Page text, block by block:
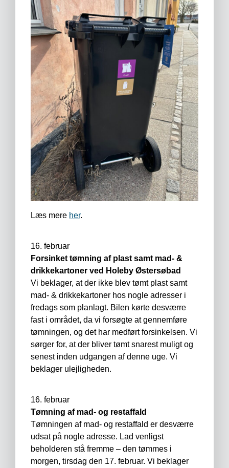
Læs mere her.
16. februar
Forsinket tømning af plast samt mad- &
drikkekartoner ved Holeby Østersøbad
Vi beklager, at der ikke blev tømt plast samt
mad- & drikkekartoner hos nogle adresser i
fredags som planlagt. Bilen kørte desværre
fast i området, da vi forsøgte at gennemføre
tømningen, og det har medført forsinkelsen. Vi
sørger for, at der bliver tømt snarest muligt og
senest inden udgangen af denne uge. Vi
beklager ulejligheden.
16. februar
Tømning af mad- og restaffald
Tømningen af mad- og restaffald er desværre
udsat på nogle adresse. Lad venligst
beholderen stå fremme – den tømmes i
morgen, tirsdag den 17. februar. Vi beklager